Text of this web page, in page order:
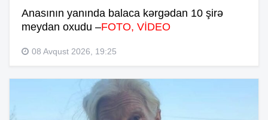
Anasının yanında balaca kərgədan 10 şirə
meydan oxudu –FOTO, VİDEO
08 Avqust 2026, 19:25